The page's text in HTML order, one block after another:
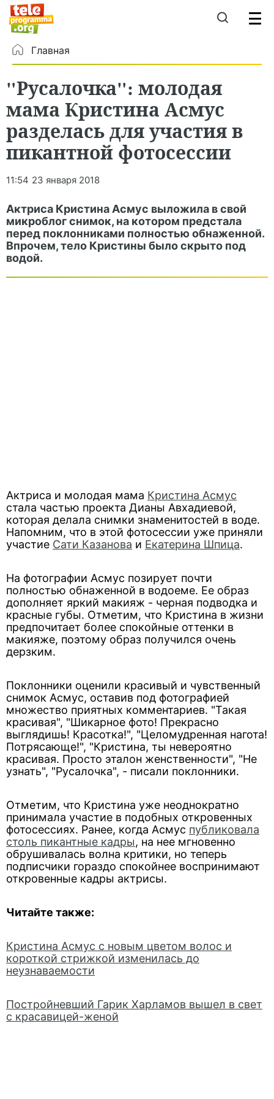
Главная
"Русалочка": молодая
мама Кристина Асмус
разделась для участия в
пикантной фотосессии
11:54 23 января 2018
Актриса Кристина Асмус выложила в свой
микроблог снимок, на котором предстала
перед поклонниками полностью обнаженной.
Впрочем, тело Кристины было скрыто под
водой.
Актриса и молодая мама Кристина Асмус
стала частью проекта Дианы Авхадиевой,
которая делала снимки знаменитостей в воде.
Напомним, что в этой фотосессии уже приняли
участие Сати Казанова и Екатерина Шпица.
На фотографии Асмус позирует почти
полностью обнаженной в водоеме. Ее образ
дополняет яркий макияж - черная подводка и
красные губы. Отметим, что Кристина в жизни
предпочитает более спокойные оттенки в
макияже, поэтому образ получился очень
дерзким.
Поклонники оценили красивый и чувственный
снимок Асмус, оставив под фотографией
множество приятных комментариев. "Такая
красивая", "Шикарное фото! Прекрасно
выглядишь! Красотка!", "Целомудренная нагота!
Потрясающе!", "Кристина, ты невероятно
красивая. Просто эталон женственности", "Не
узнать", "Русалочка", - писали поклонники.
Отметим, что Кристина уже неоднократно
принимала участие в подобных откровенных
фотосессиях. Ранее, когда Асмус публиковала
столь пикантные кадры, на нее мгновенно
обрушивалась волна критики, но теперь
подписчики гораздо спокойнее воспринимают
откровенные кадры актрисы.
Читайте также:
Кристина Асмус с новым цветом волос и
короткой стрижкой изменилась до
неузнаваемости
Постройневший Гарик Харламов вышел в свет
с красавицей-женой